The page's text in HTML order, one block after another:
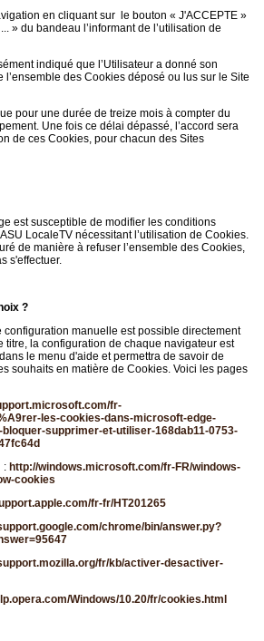
en cliquant sur le bouton « J'ACCEPTE »
» du bandeau l’informant de l’utilisation de
indiqué que l’Utilisateur a donné son
l’ensemble des Cookies déposé ou lus sur le Site
pour une durée de treize mois à compter du
Une fois ce délai dépassé, l’accord sera
de ces Cookies, pour chacun des Sites
est susceptible de modifier les conditions
LocaleTV nécessitant l’utilisation de Cookies.
de manière à refuser l’ensemble des Cookies,
s'effectuer.
?
configuration manuelle est possible directement
titre, la configuration de chaque navigateur est
le menu d'aide et permettra de savoir de
souhaits en matière de Cookies. Voici les pages
fr-
les-cookies-dans-microsoft-edge-
supprimer-et-utiliser-168dab11-0753-
: http://windows.microsoft.com/fr-FR/windows-
cookies
fr-fr/HT201265
chrome/bin/answer.py?
fr/kb/activer-desactiver-
Windows/10.20/fr/cookies.html